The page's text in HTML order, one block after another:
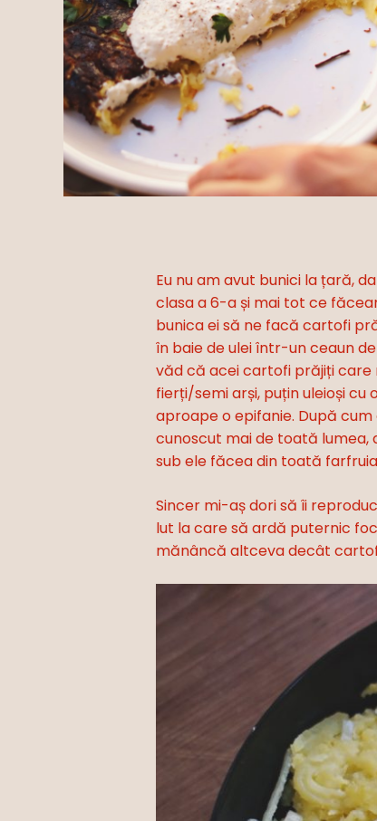
Eu nu am avut bunici la țară,
clasa a 6-a și mai tot ce
bunica ei să ne facă cartofi
în baie de ulei într-un ceaun
văd că acei cartofi prăjiți care
fierți/semi arși, puțin uleioși
aproape o epifanie. După
cunoscut mai de toată lumea,
sub ele făcea din toată
Sincer mi-aș dori să îi
lut la care să ardă puternic
mănâncă altceva decât